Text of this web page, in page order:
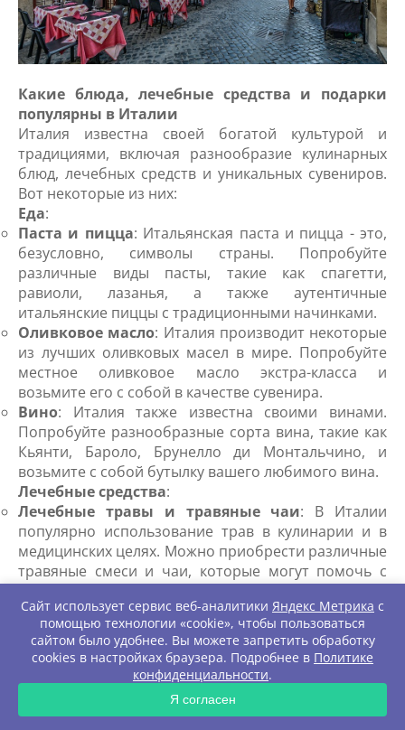
Какие блюда, лечебные средства и подарки
популярны в Италии
Италия известна своей богатой культурой и
традициями, включая разнообразие кулинарных
блюд, лечебных средств и уникальных сувениров.
Вот некоторые из них:
Еда:
Паста и пицца: Итальянская паста и пицца - это,
безусловно, символы страны. Попробуйте
различные виды пасты, такие как спагетти,
равиоли, лазанья, а также аутентичные
итальянские пиццы с традиционными начинками.
Оливковое масло: Италия производит некоторые
из лучших оливковых масел в мире. Попробуйте
местное оливковое масло экстра-класса и
возьмите его с собой в качестве сувенира.
Вино: Италия также известна своими винами.
Попробуйте разнообразные сорта вина, такие как
Кьянти, Бароло, Брунелло ди Монтальчино, и
возьмите с собой бутылку вашего любимого вина.
Лечебные средства:
Лечебные травы и травяные чаи: В Италии
популярно использование трав в кулинарии и в
медицинских целях. Можно приобрести различные
травяные смеси и чаи, которые могут помочь с
проблемами.
Сувениры:
Керамика и фарфор: Ручная роспись керамики и
фарфора - это одно из традиционных искусств
Италии. Приобретите украшенные тарелки, вазы
или другие предметы декора для вашего дома.
Сайт использует сервис веб-аналитики Яндекс Метрика с
помощью технологии «cookie», чтобы пользоваться
сайтом было удобнее. Вы можете запретить обработку
cookies в настройках браузера. Подробнее в Политике
конфиденциальности.
Я согласен
ЗАПРОС